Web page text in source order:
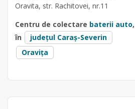
Oravita, str. Rachitovei, nr.11
Centru de colectare baterii auto,
în
județul Caraș-Severin
Oravița